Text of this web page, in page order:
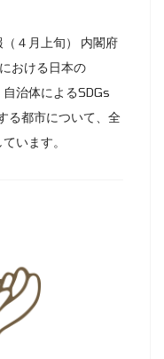
４月上旬） 内閣府
おける日本の
自治体によるSDGs
る都市について、全
います。